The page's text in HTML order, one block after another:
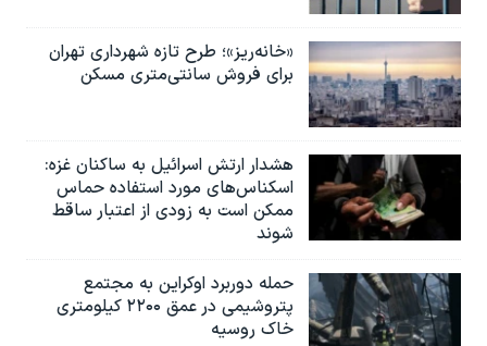
«خانه‌ریز»؛ طرح تازه شهرداری تهران
برای فروش سانتی‌متری مسکن
هشدار ارتش اسرائیل به ساکنان غزه:
اسکناس‌های مورد استفاده حماس
ممکن است به‌ زودی از اعتبار ساقط
شوند
حمله دوربرد اوکراین به مجتمع
پتروشیمی در عمق ۲۲۰۰ کیلومتری
خاک روسیه